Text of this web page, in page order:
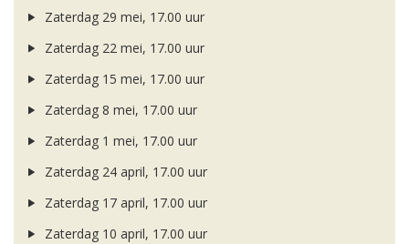
Zaterdag 29 mei, 17.00 uur
Zaterdag 22 mei, 17.00 uur
Zaterdag 15 mei, 17.00 uur
Zaterdag 8 mei, 17.00 uur
Zaterdag 1 mei, 17.00 uur
Zaterdag 24 april, 17.00 uur
Zaterdag 17 april, 17.00 uur
Zaterdag 10 april, 17.00 uur